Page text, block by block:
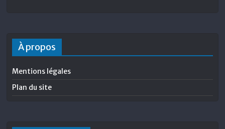
À propos
Mentions légales
Plan du site